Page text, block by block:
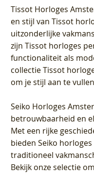
Tissot Horloges
en stijl van Tissot
uitzonderlijke
zijn Tissot horloges
functionaliteit als
collectie Tissot
om je stijl aan te
Seiko Horloges
betrouwbaarheid en
Met een rijke
bieden Seiko
traditioneel
Bekijk onze selectie